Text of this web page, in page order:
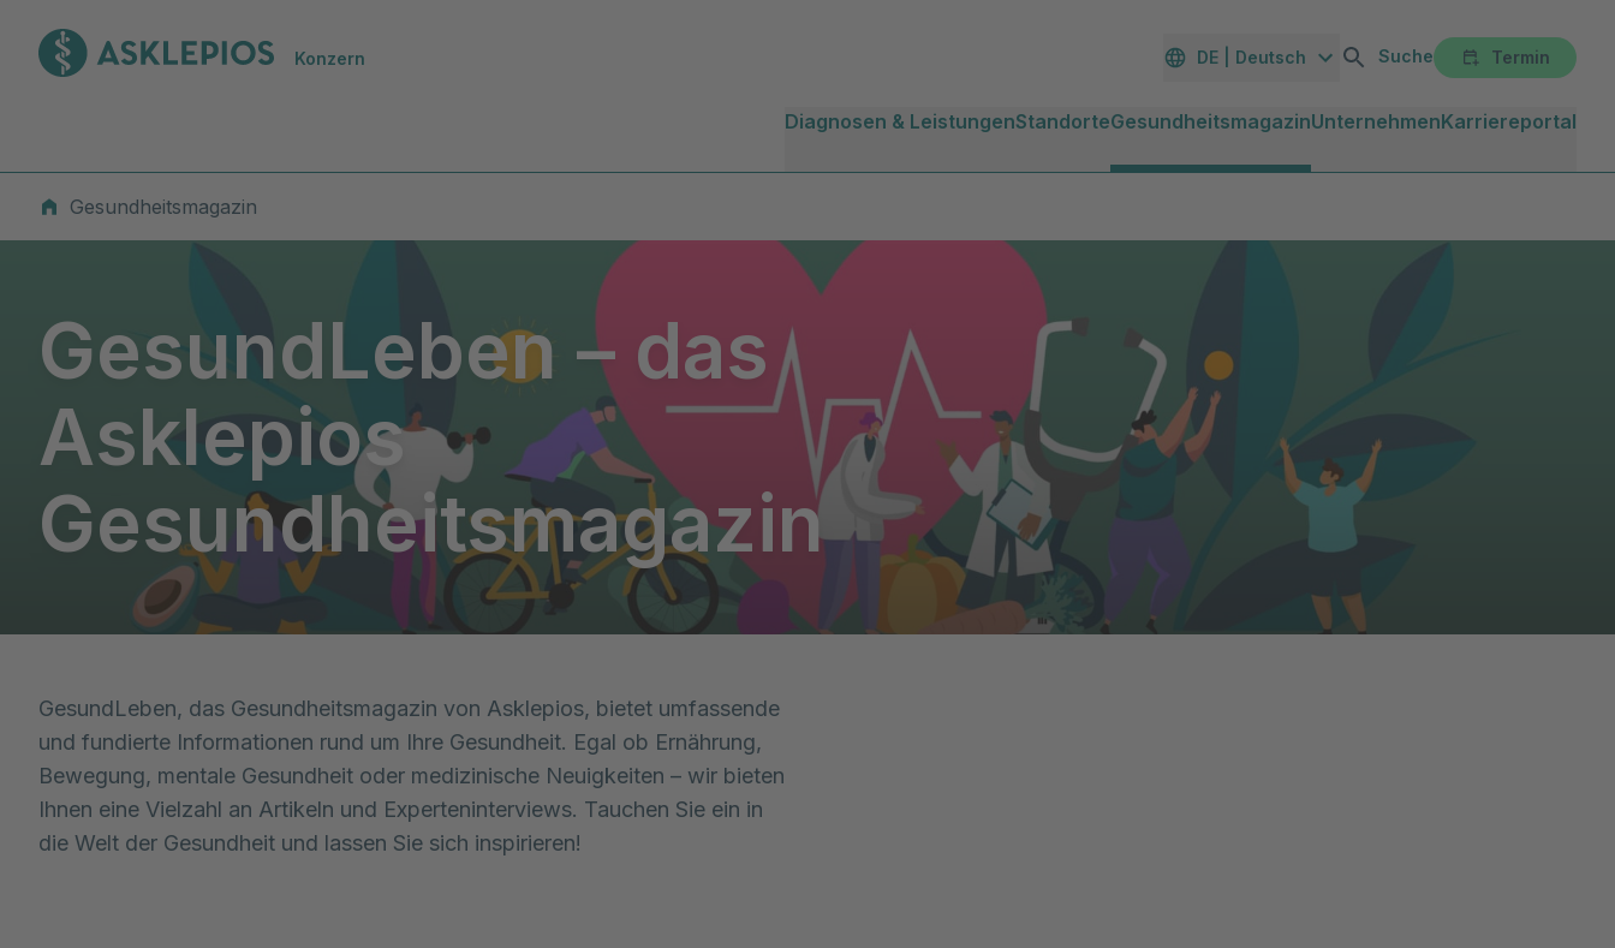
Konzern DE | Deutsch Suche Termin
Diagnosen & LeistungenStandorteGesundheitsmagazinUnternehmenKarriereportal
Gesundheitsmagazin
GesundLeben – das
Asklepios
Gesundheitsmagazin
GesundLeben, das Gesundheitsmagazin von Asklepios, bietet umfassende
und fundierte Informationen rund um Ihre Gesundheit. Egal ob Ernährung,
Bewegung, mentale Gesundheit oder medizinische Neuigkeiten – wir bieten
Ihnen eine Vielzahl an Artikeln und Experteninterviews. Tauchen Sie ein in
die Welt der Gesundheit und lassen Sie sich inspirieren!